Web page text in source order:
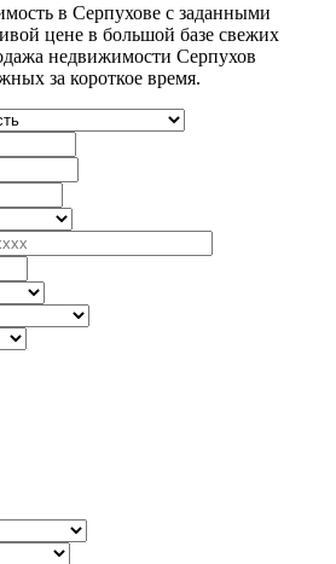
в Серпухове с заданными
цене в большой базе свежих
недвижимости Серпухов
за короткое время.